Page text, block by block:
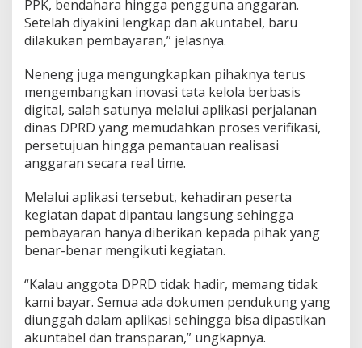
PPK, bendahara hingga pengguna anggaran.
Setelah diyakini lengkap dan akuntabel, baru
dilakukan pembayaran,” jelasnya.
Neneng juga mengungkapkan pihaknya terus
mengembangkan inovasi tata kelola berbasis
digital, salah satunya melalui aplikasi perjalanan
dinas DPRD yang memudahkan proses verifikasi,
persetujuan hingga pemantauan realisasi
anggaran secara real time.
Melalui aplikasi tersebut, kehadiran peserta
kegiatan dapat dipantau langsung sehingga
pembayaran hanya diberikan kepada pihak yang
benar-benar mengikuti kegiatan.
“Kalau anggota DPRD tidak hadir, memang tidak
kami bayar. Semua ada dokumen pendukung yang
diunggah dalam aplikasi sehingga bisa dipastikan
akuntabel dan transparan,” ungkapnya.